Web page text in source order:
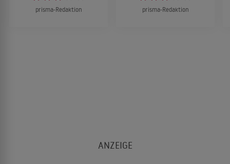
prisma-Redaktion prisma-Redaktion